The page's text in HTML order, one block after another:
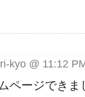
kyo @ 11:12
ページでき